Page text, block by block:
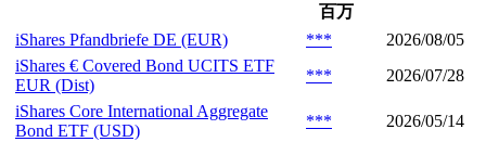
百万
iShares Pfandbriefe DE (EUR) ***
2026/08/05
iShares € Covered Bond UCITS ETF
EUR (Dist)
***
2026/07/28
iShares Core International Aggregate
Bond ETF (USD)
***
2026/05/14